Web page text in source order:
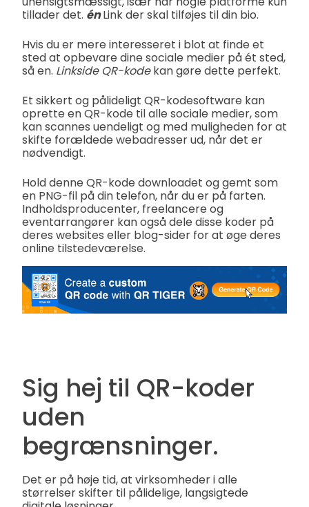
tillader det. énLink der skal tilføjes til din bio.
Hvis du er mere interesseret i blot at finde et
sted at opbevare dine sociale medier på ét sted,
så en. Linkside QR-kodekan gøre dette perfekt.
Et sikkert og pålideligt QR-kodesoftware kan
oprette en QR-kode til alle sociale medier, som
kan scannes uendeligt og med muligheden for at
skifte forældede webadresser ud, når det er
nødvendigt.
Hold denne QR-kode downloadet og gemt som
en PNG-fil på din telefon, når du er på farten.
Indholdsproducenter, freelancere og
eventarrangører kan også dele disse koder på
deres websites eller blog-sider for at øge deres
online tilstedeværelse.
Sig hej til QR-koder
uden
begrænsninger.
Det er på høje tid, at virksomheder i alle
størrelser skifter til pålidelige, langsigtede